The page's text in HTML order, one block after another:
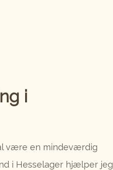
i
være en mindeværdig
i Hesselager hjælper jeg